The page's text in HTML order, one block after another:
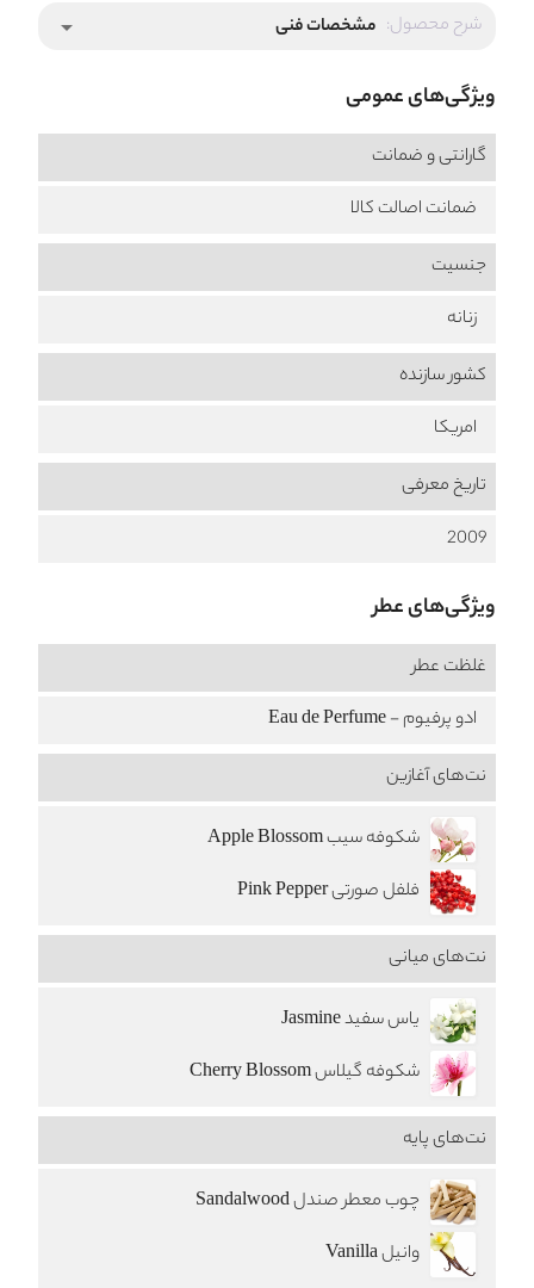
شرح محصول: مشخصات فنی arrow_drop_down
ویژگی‌های عمومی
گارانتی و ضمانت
ضمانت اصالت کالا
جنسیت
زنانه
کشور سازنده
امریکا
تاریخ معرفی
2009
ویژگی‌های عطر
غلظت عطر
ادو پرفیوم - Eau de Perfume
نت‌های آغازین
شکوفه سيب Apple Blossom
فلفل صورتی Pink Pepper
نت‌های میانی
یاس سفید Jasmine
شکوفه گیلاس Cherry Blossom
نت‌های پایه
چوب معطر صندل Sandalwood
وانیل Vanilla